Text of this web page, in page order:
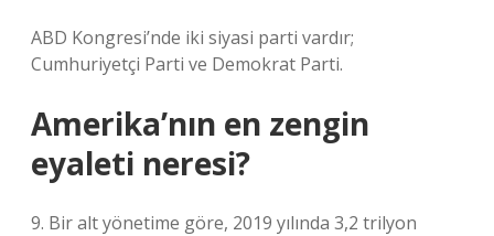
ABD Kongresi’nde iki siyasi parti vardır;
Cumhuriyetçi Parti ve Demokrat Parti.
Amerika’nın en zengin
eyaleti neresi?
9. Bir alt yönetime göre, 2019 yılında 3,2 trilyon